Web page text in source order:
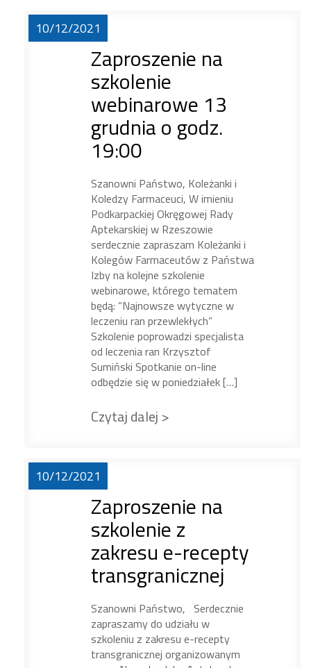
10/12/2021
Zaproszenie na
szkolenie
webinarowe 13
grudnia o godz.
19:00
Szanowni Państwo, Koleżanki i
Koledzy Farmaceuci, W imieniu
Podkarpackiej Okręgowej Rady
Aptekarskiej w Rzeszowie
serdecznie zapraszam Koleżanki i
Kolegów Farmaceutów z Państwa
Izby na kolejne szkolenie
webinarowe, którego tematem
będą: “Najnowsze wytyczne w
leczeniu ran przewlekłych”
Szkolenie poprowadzi specjalista
od leczenia ran Krzysztof
Sumiński Spotkanie on-line
odbędzie się w poniedziałek […]
Czytaj dalej >
10/12/2021
Zaproszenie na
szkolenie z
zakresu e-recepty
transgranicznej
Szanowni Państwo, Serdecznie
zapraszamy do udziału w
szkoleniu z zakresu e-recepty
transgranicznej organizowanym